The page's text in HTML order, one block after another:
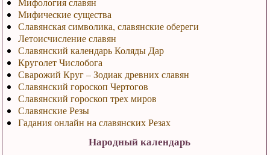
Мифические существа
Славянская символика, славянские обереги
Летоисчисление славян
Славянский календарь Коляды Дар
Круголет Числобога
Сварожий Круг – Зодиак древних славян
Славянский гороскоп Чертогов
Славянский гороскоп трех миров
Славянские Резы
Гадания онлайн на славянских Резах
Народный календарь